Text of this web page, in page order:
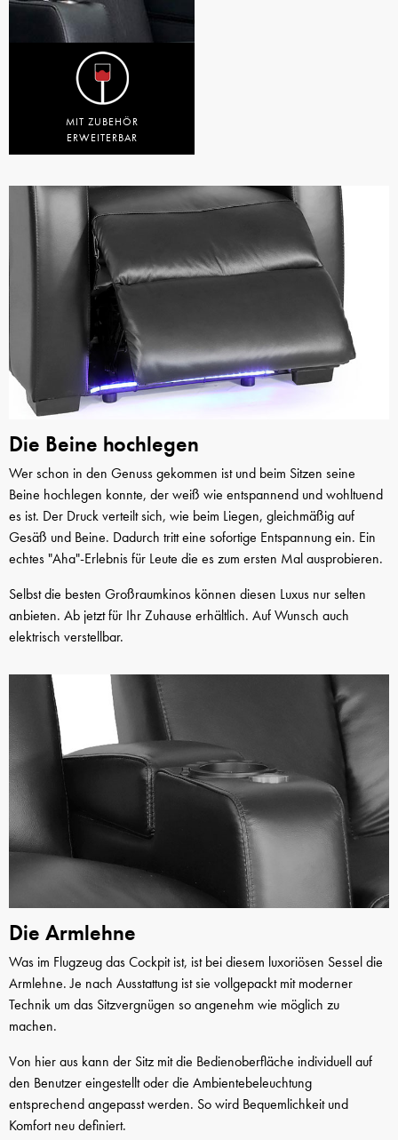
MIT ZUBEHÖR
ERWEITERBAR
Die Beine hochlegen
Wer schon in den Genuss gekommen ist und beim Sitzen seine
Beine hochlegen konnte, der weiß wie entspannend und wohltuend
es ist. Der Druck verteilt sich, wie beim Liegen, gleichmäßig auf
Gesäß und Beine. Dadurch tritt eine sofortige Entspannung ein. Ein
echtes "Aha"-Erlebnis für Leute die es zum ersten Mal ausprobieren.
Selbst die besten Großraumkinos können diesen Luxus nur selten
anbieten. Ab jetzt für Ihr Zuhause erhältlich. Auf Wunsch auch
elektrisch verstellbar.
Die Armlehne
Was im Flugzeug das Cockpit ist, ist bei diesem luxoriösen Sessel die
Armlehne. Je nach Ausstattung ist sie vollgepackt mit moderner
Technik um das Sitzvergnügen so angenehm wie möglich zu
machen.
Von hier aus kann der Sitz mit die Bedienoberfläche individuell auf
den Benutzer eingestellt oder die Ambientebeleuchtung
entsprechend angepasst werden. So wird Bequemlichkeit und
Komfort neu definiert.